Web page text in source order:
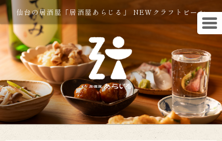
仙台の居酒屋「居酒屋あらじる」 NEWクラフトビール